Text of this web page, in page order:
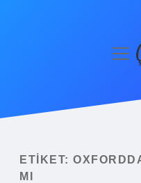
Yasal Uyarı
ETIKET:
MI